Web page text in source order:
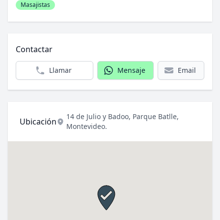
Masajistas
Contactar
Llamar Mensaje Email
Ubicación 14 de Julio y Badoo, Parque Batlle,
Montevideo.